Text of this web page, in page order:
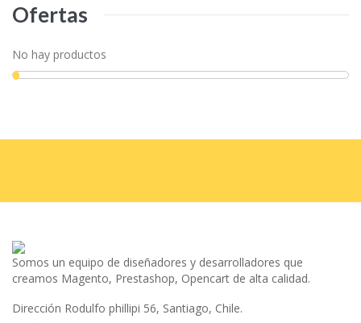
Ofertas
No hay productos
Somos un equipo de diseñadores y desarrolladores que
creamos Magento, Prestashop, Opencart de alta calidad.
Dirección Rodulfo phillipi 56, Santiago, Chile.